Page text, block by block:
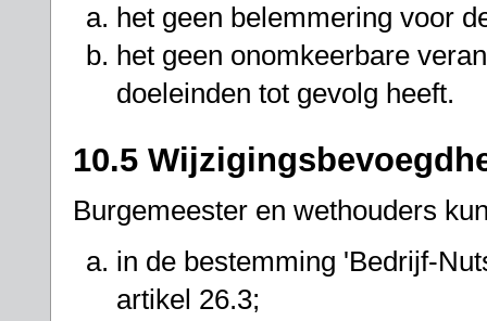
het geen belemmering voor
het geen onomkeerbare
doeleinden tot gevolg heeft.
10.5
Burgemeester en wethouders
in de bestemming 'Bedrijf-
artikel 26.3;